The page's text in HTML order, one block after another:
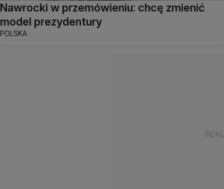
Nawrocki w przemówieniu: chcę zmienić
model prezydentury
POLSKA